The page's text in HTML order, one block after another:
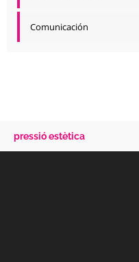
Comunicación
pressió estètica